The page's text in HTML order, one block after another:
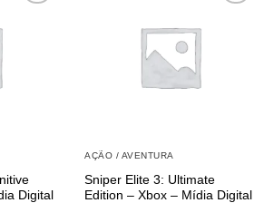
Digital
AÇÃO / AVENTURA
Sniper Elite 3: Ultimate
Edition – Xbox – Mídia Digital